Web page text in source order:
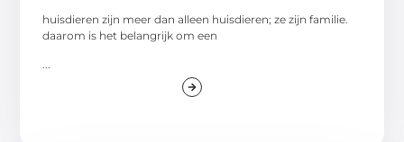
huisdieren zijn meer dan alleen huisdieren; ze zijn familie.
daarom is het belangrijk om een
...